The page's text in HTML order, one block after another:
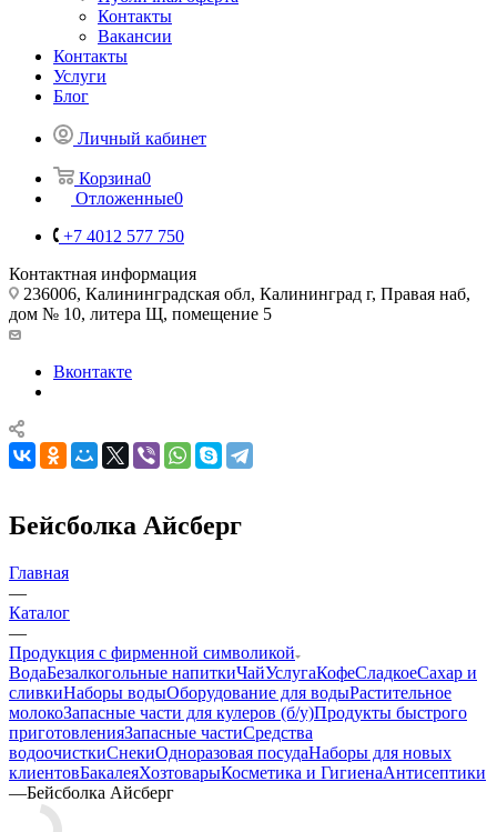
Контакты
Вакансии
Контакты
Услуги
Блог
Личный кабинет
Корзина0
Отложенные0
+7 4012 577 750
Контактная информация
236006, Калининградская обл, Калининград г, Правая наб,
дом № 10, литера Щ, помещение 5
Вконтакте
Бейсболка Айсберг
Главная
—
Каталог
—
Продукция с фирменной символикой
ВодаБезалкогольные напиткиЧайУслугаКофеСладкоеСахар и
сливкиНаборы водыОборудование для водыРастительное
молокоЗапасные части для кулеров (б/у)Продукты быстрого
приготовленияЗапасные частиСредства
водоочисткиСнекиОдноразовая посудаНаборы для новых
клиентовБакалеяХозтоварыКосметика и ГигиенаАнтисептики
—Бейсболка Айсберг